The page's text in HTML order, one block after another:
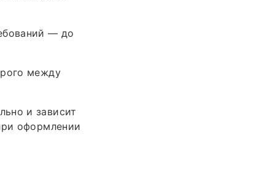
— до
между
и зависит
оформлении